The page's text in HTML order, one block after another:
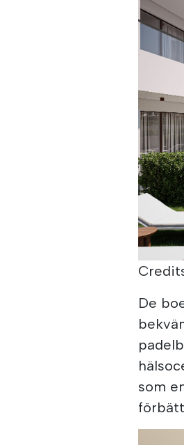
De
som